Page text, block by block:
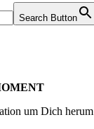
Search Button
um Dich